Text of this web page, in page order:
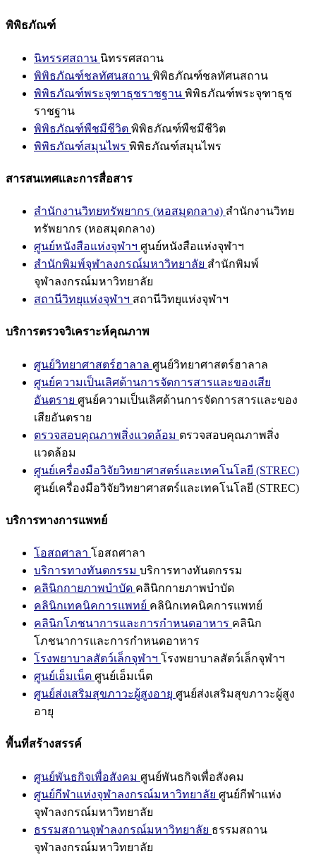
พิพิธภัณฑ์
นิทรรศสถาน นิทรรศสถาน
พิพิธภัณฑ์ชลทัศนสถาน พิพิธภัณฑ์ชลทัศนสถาน
พิพิธภัณฑ์พระจุฑาธุชราชฐาน พิพิธภัณฑ์พระจุฑาธุช
ราชฐาน
พิพิธภัณฑ์พืชมีชีวิต พิพิธภัณฑ์พืชมีชีวิต
พิพิธภัณฑ์สมุนไพร พิพิธภัณฑ์สมุนไพร
สารสนเทศและการสื่อสาร
สำนักงานวิทยทรัพยากร (หอสมุดกลาง) สำนักงานวิทย
ทรัพยากร (หอสมุดกลาง)
ศูนย์หนังสือแห่งจุฬาฯ ศูนย์หนังสือแห่งจุฬาฯ
สำนักพิมพ์จุฬาลงกรณ์มหาวิทยาลัย สำนักพิมพ์
จุฬาลงกรณ์มหาวิทยาลัย
สถานีวิทยุแห่งจุฬาฯ สถานีวิทยุแห่งจุฬาฯ
บริการตรวจวิเคราะห์คุณภาพ
ศูนย์วิทยาศาสตร์ฮาลาล ศูนย์วิทยาศาสตร์ฮาลาล
ศูนย์ความเป็นเลิศด้านการจัดการสารและของเสีย
อันตราย ศูนย์ความเป็นเลิศด้านการจัดการสารและของ
เสียอันตราย
ตรวจสอบคุณภาพสิ่งแวดล้อม ตรวจสอบคุณภาพสิ่ง
แวดล้อม
ศูนย์เครื่องมือวิจัยวิทยาศาสตร์และเทคโนโลยี (STREC)
ศูนย์เครื่องมือวิจัยวิทยาศาสตร์และเทคโนโลยี (STREC)
บริการทางการแพทย์
โอสถศาลา โอสถศาลา
บริการทางทันตกรรม บริการทางทันตกรรม
คลินิกกายภาพบำบัด คลินิกกายภาพบำบัด
คลินิกเทคนิคการแพทย์ คลินิกเทคนิคการแพทย์
คลินิกโภชนาการและการกำหนดอาหาร คลินิก
โภชนาการและการกำหนดอาหาร
โรงพยาบาลสัตว์เล็กจุฬาฯ โรงพยาบาลสัตว์เล็กจุฬาฯ
ศูนย์เอ็มเน็ต ศูนย์เอ็มเน็ต
ศูนย์ส่งเสริมสุขภาวะผู้สูงอายุ ศูนย์ส่งเสริมสุขภาวะผู้สูง
อายุ
พื้นที่สร้างสรรค์
ศูนย์พันธกิจเพื่อสังคม ศูนย์พันธกิจเพื่อสังคม
ศูนย์กีฬาแห่งจุฬาลงกรณ์มหาวิทยาลัย ศูนย์กีฬาแห่ง
จุฬาลงกรณ์มหาวิทยาลัย
ธรรมสถานจุฬาลงกรณ์มหาวิทยาลัย ธรรมสถาน
จุฬาลงกรณ์มหาวิทยาลัย